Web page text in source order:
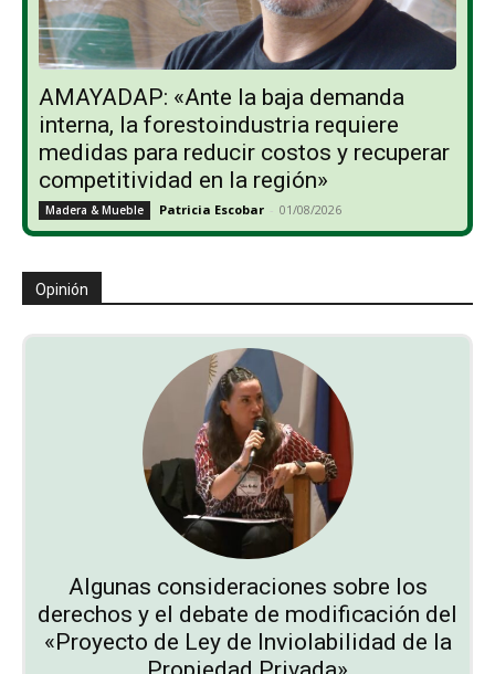
AMAYADAP: «Ante la baja demanda
interna, la forestoindustria requiere
medidas para reducir costos y recuperar
competitividad en la región»
Madera & Mueble Patricia Escobar - 01/08/2026
Opinión
Algunas consideraciones sobre los
derechos y el debate de modificación del
«Proyecto de Ley de Inviolabilidad de la